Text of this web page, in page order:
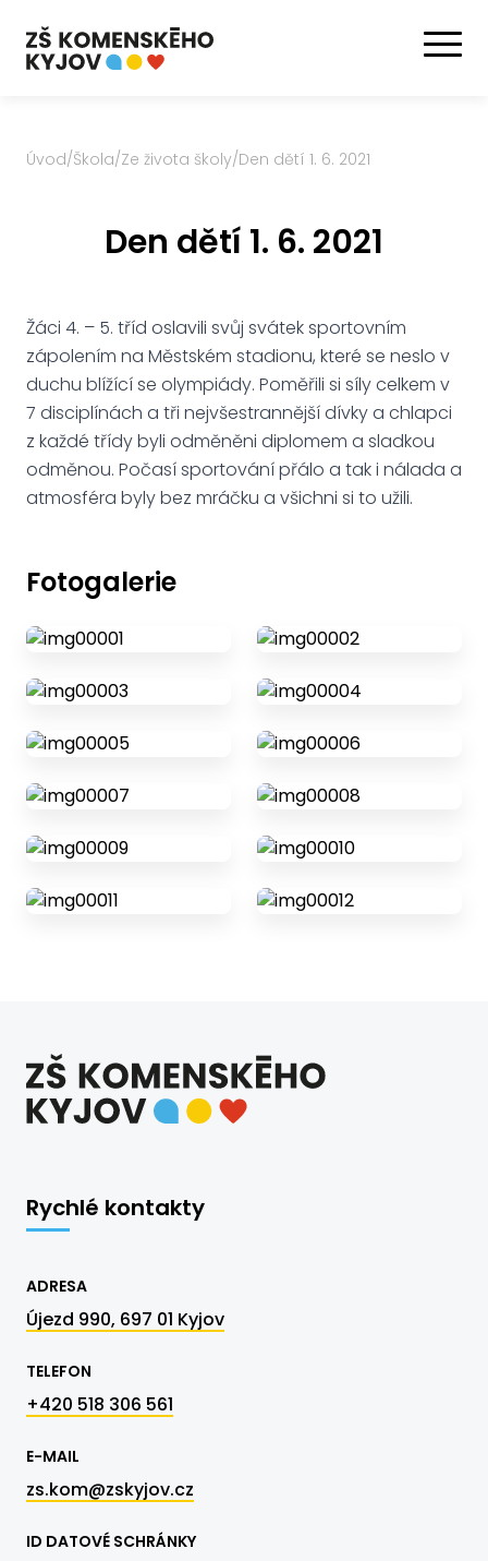
Úvod/Škola/Ze života školy/Den dětí 1. 6. 2021
Den dětí 1. 6. 2021
Žáci 4. – 5. tříd oslavili svůj svátek sportovním
zápolením na Městském stadionu, které se neslo v
duchu blížící se olympiády. Poměřili si síly celkem v
7 disciplínách a tři nejvšestrannější dívky a chlapci
z každé třídy byli odměněni diplomem a sladkou
odměnou. Počasí sportování přálo a tak i nálada a
atmosféra byly bez mráčku a všichni si to užili.
Fotogalerie
Rychlé kontakty
ADRESA
Újezd 990, 697 01 Kyjov
TELEFON
+420 518 306 561
E-MAIL
zs.kom@zskyjov.cz
ID DATOVÉ SCHRÁNKY